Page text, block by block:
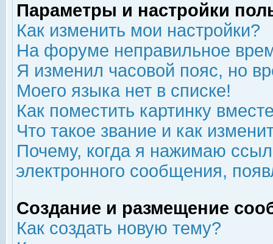
Параметры и настройки
Как изменить мои настройки?
На форуме неправильное
Я изменил часовой пояс, но
Моего языка нет в списке!
Как поместить картинку
Что такое звание и как
Почему, когда я нажимаю
электронного сообщения,
Создание и размещение
Как создать новую тему?